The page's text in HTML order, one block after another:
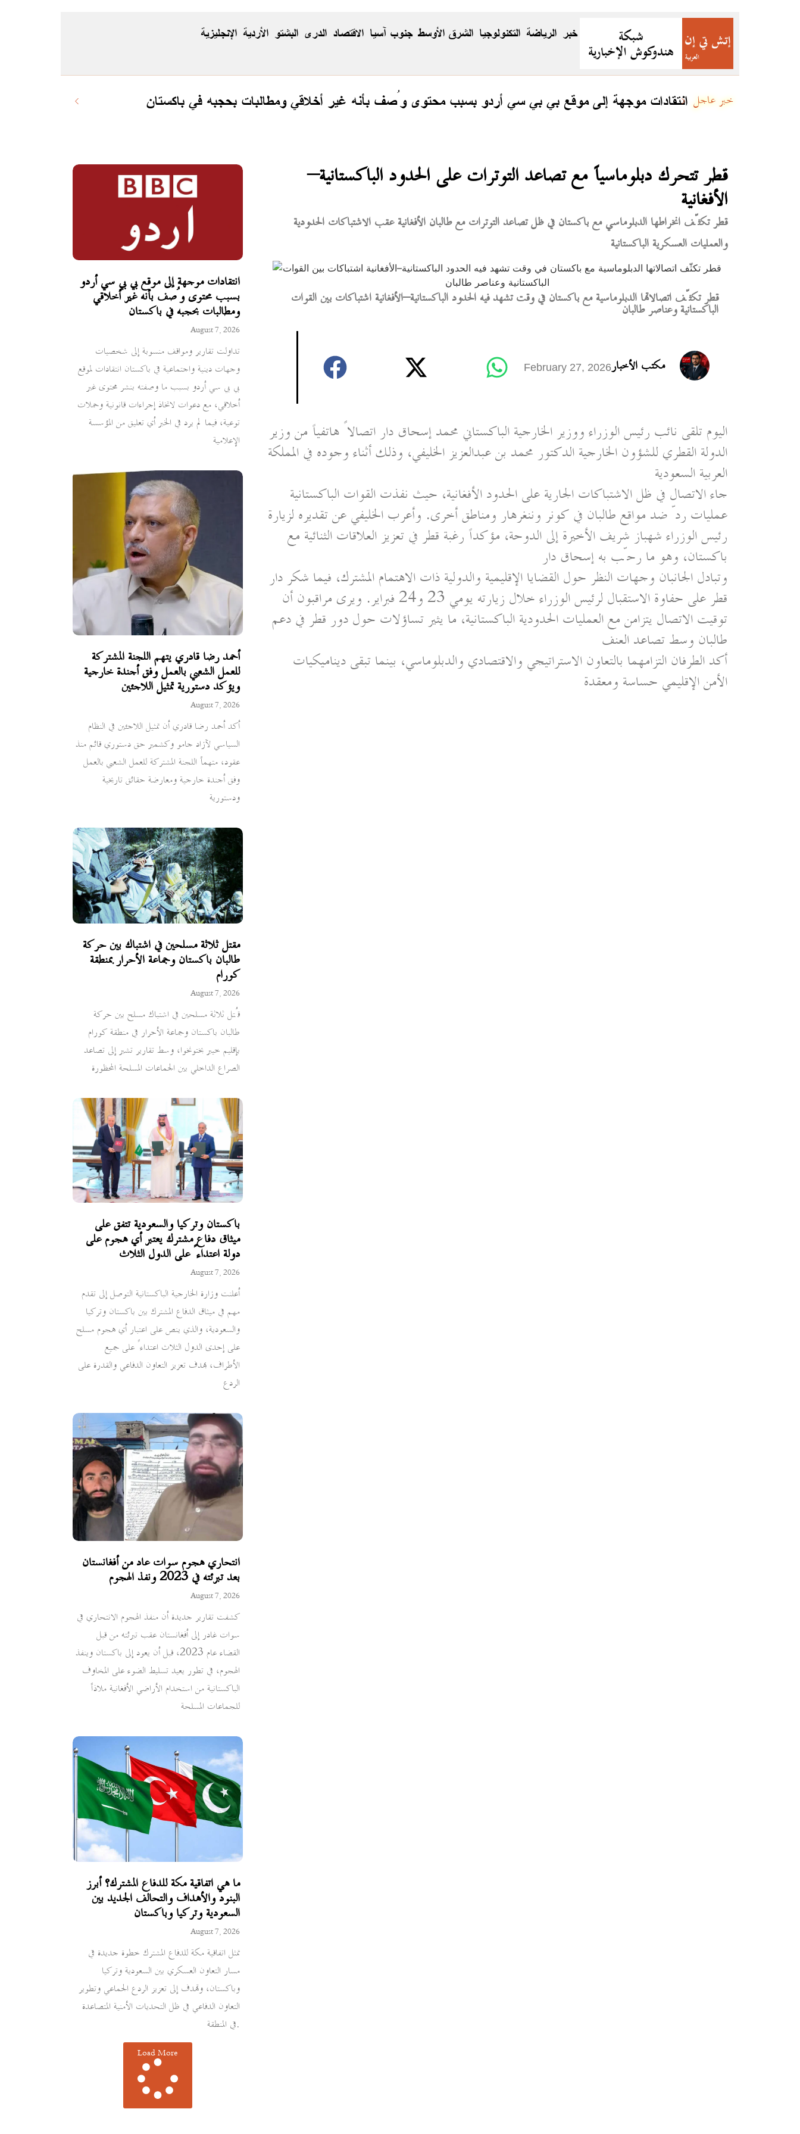
الاقتصاد جنوب آسيا الشرق الأوسط التكنولوجيا الرياضة خبر الإنجليزية الأردية البشتو الدری
انتقادات موجهة إلى موقع بي بي سي أردو بسبب محتوى وُصف بأنه غير أخلاقي ومطالبات بحجبه في باكستان خبر عاجل
انتقادات موجهة إلى موقع بي بي سي أردو
بسبب محتوى وُصف بأنه غير أخلاقي
ومطالبات بحجبه في باكستان
August 7, 2026
تداولت تقارير ومواقف منسوبة إلى شخصيات
وجهات دينية واجتماعية في باكستان انتقادات لموقع
بي بي سي أردو بسبب ما وصفته بنشر محتوى غير
أخلاقي، مع دعوات لاتخاذ إجراءات قانونية وحملات
توعية، فيما لم يرد في الخبر أي تعليق من المؤسسة
الإعلامية
أحمد رضا قادري يتهم اللجنة المشتركة
للعمل الشعبي بالعمل وفق أجندة خارجية
ويؤكد دستورية تمثيل اللاجئين
August 7, 2026
أكد أحمد رضا قادري أن تمثيل اللاجئين في النظام
السياسي لآزاد جامو وكشمير حق دستوري قائم منذ
عقود، متهماً اللجنة المشتركة للعمل الشعبي بالعمل
وفق أجندة خارجية ومعارضة حقائق تاريخية
ودستورية
مقتل ثلاثة مسلحين في اشتباك بين حركة
طالبان باكستان وجماعة الأحرار بمنطقة
كورام
August 7, 2026
قُتل ثلاثة مسلحين في اشتباك مسلح بين حركة
طالبان باكستان وجماعة الأحرار في منطقة كورام
بإقليم خيبر بختونخوا، وسط تقارير تشير إلى تصاعد
الصراع الداخلي بين الجماعات المسلحة المحظورة
باكستان وتركيا والسعودية تتفق على
ميثاق دفاع مشترك يعتبر أي هجوم على
دولة اعتداءً على الدول الثلاث
August 7, 2026
أعلنت وزارة الخارجية الباكستانية التوصل إلى تقدم
مهم في ميثاق الدفاع المشترك بين باكستان وتركيا
والسعودية، والذي ينص على اعتبار أي هجوم مسلح
على إحدى الدول الثلاث اعتداءً على جميع
الأطراف، بهدف تعزيز التعاون الدفاعي والقدرة على
الردع
انتحاري هجوم سوات عاد من أفغانستان
بعد تبرئته في 2023 ونفذ الهجوم
August 7, 2026
كشفت تقارير جديدة أن منفذ الهجوم الانتحاري في
سوات غادر إلى أفغانستان عقب تبرئته من قبل
القضاء عام 2023، قبل أن يعود إلى باكستان وينفذ
الهجوم، في تطور يعيد تسليط الضوء على المخاوف
الباكستانية من استخدام الأراضي الأفغانية ملاذاً
للجماعات المسلحة
ما هي اتفاقية مكة للدفاع المشترك؟ أبرز
البنود والأهداف والتحالف الجديد بين
السعودية وتركيا وباكستان
August 7, 2026
تمثل اتفاقية مكة للدفاع المشترك خطوة جديدة في
مسار التعاون العسكري بين السعودية وتركيا
وباكستان، وتهدف إلى تعزيز الردع الجماعي وتطوير
التعاون الدفاعي في ظل التحديات الأمنية المتصاعدة
في المنطقة.
Load More
قطر تتحرك دبلوماسياً مع تصاعد التوترات على الحدود الباكستانية–
الأفغانية
قطر تكثّف انخراطها الدبلوماسي مع باكستان في ظل تصاعد التوترات مع طالبان الأفغانية عقب الاشتباكات الحدودية
والعمليات العسكرية الباكستانية
قطر تكثّف اتصالاتها الدبلوماسية مع باكستان في وقت تشهد فيه الحدود الباكستانية–الأفغانية اشتباكات بين القوات
الباكستانية وعناصر طالبان
مكتب الأخبارFebruary 27, 2026
اليوم تلقى نائب رئيس الوزراء ووزير الخارجية الباكستاني محمد إسحاق دار اتصالاً هاتفياً من وزير
الدولة القطري للشؤون الخارجية الدكتور محمد بن عبدالعزيز الخليفي، وذلك أثناء وجوده في المملكة
العربية السعودية
جاء الاتصال في ظل الاشتباكات الجارية على الحدود الأفغانية، حيث نفذت القوات الباكستانية
عمليات ردّ ضد مواقع طالبان في كونر وننغرهار ومناطق أخرى. وأعرب الخليفي عن تقديره لزيارة
رئيس الوزراء شهباز شريف الأخيرة إلى الدوحة، مؤكداً رغبة قطر في تعزيز العلاقات الثنائية مع
باكستان، وهو ما رحّب به إسحاق دار
وتبادل الجانبان وجهات النظر حول القضايا الإقليمية والدولية ذات الاهتمام المشترك، فيما شكر دار
قطر على حفاوة الاستقبال لرئيس الوزراء خلال زيارته يومي 23 و24 فبراير. ويرى مراقبون أن
توقيت الاتصال يتزامن مع العمليات الحدودية الباكستانية، ما يثير تساؤلات حول دور قطر في دعم
طالبان وسط تصاعد العنف
أكد الطرفان التزامهما بالتعاون الاستراتيجي والاقتصادي والدبلوماسي، بينما تبقى ديناميكيات
الأمن الإقليمي حساسة ومعقدة